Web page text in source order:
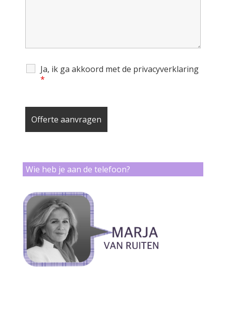
Ja, ik ga akkoord met de privacyverklaring
*
Wie heb je aan de telefoon?